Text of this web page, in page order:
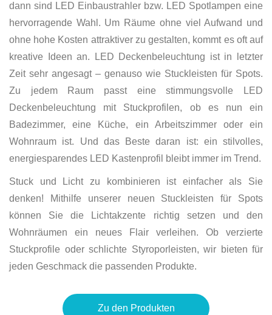
dann sind LED Einbaustrahler bzw. LED Spotlampen eine
hervorragende Wahl. Um Räume ohne viel Aufwand und
ohne hohe Kosten attraktiver zu gestalten, kommt es oft auf
kreative Ideen an. LED Deckenbeleuchtung ist in letzter
Zeit sehr angesagt – genauso wie Stuckleisten für Spots.
Zu jedem Raum passt eine stimmungsvolle LED
Deckenbeleuchtung mit Stuckprofilen, ob es nun ein
Badezimmer, eine Küche, ein Arbeitszimmer oder ein
Wohnraum ist. Und das Beste daran ist: ein stilvolles,
energiesparendes LED Kastenprofil bleibt immer im Trend.
Stuck und Licht zu kombinieren ist einfacher als Sie
denken! Mithilfe unserer neuen Stuckleisten für Spots
können Sie die Lichtakzente richtig setzen und den
Wohnräumen ein neues Flair verleihen. Ob verzierte
Stuckprofile oder schlichte Styroporleisten, wir bieten für
jeden Geschmack die passenden Produkte.
Zu den Produkten